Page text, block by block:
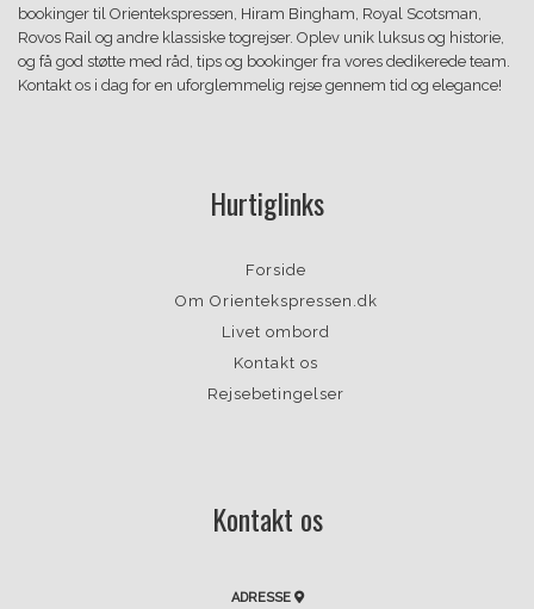
bookinger til Orientekspressen, Hiram Bingham, Royal Scotsman,
Rovos Rail og andre klassiske togrejser. Oplev unik luksus og historie,
og få god støtte med råd, tips og bookinger fra vores dedikerede team.
Kontakt os i dag for en uforglemmelig rejse gennem tid og elegance!
Hurtiglinks
Forside
Om Orientekspressen.dk
Livet ombord
Kontakt os
Rejsebetingelser
Kontakt os
ADRESSE